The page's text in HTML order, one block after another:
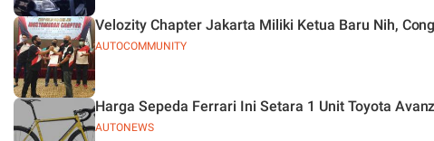
AUTOCOMMUNITY
Velozity Chapter Jakarta Miliki Ketua Baru Nih,
AUTONEWS
Harga Sepeda Ferrari Ini Setara 1 Unit Toyota